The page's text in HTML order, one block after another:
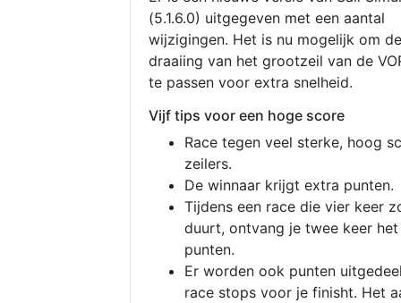
(5.1.6.0) uitgegeven met een aantal
wijzigingen. Het is nu mogelijk om de
draaiing van het grootzeil van de
te passen voor extra snelheid.
Vijf tips voor een hoge score
Race tegen veel sterke, hoog
zeilers.
De winnaar krijgt extra punten.
Tijdens een race die vier keer
duurt, ontvang je twee keer
punten.
Er worden ook punten
race stops voor je finisht. Het